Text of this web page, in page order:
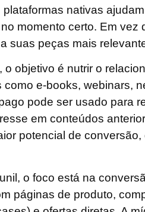
nativas
momento certo. Em
suas peças mais
, o objetivo é nutrir o
como e-books, webinars,
pode ser usado para
em conteúdos
potencial de
, o foco está na
páginas de produto,